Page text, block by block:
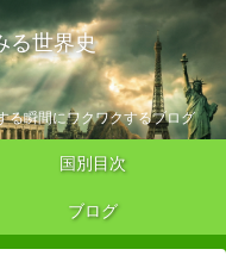
る世界史
る瞬間にワクワクするブログ
国別目次
ブログ